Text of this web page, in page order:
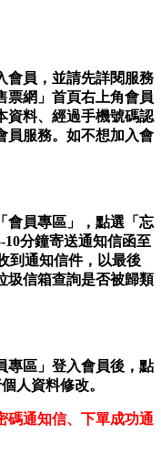
會員，並請先詳閱服務
票網」首頁右上角會員
資料、經過手機號碼認
員服務。如不想加入會
會員專區」，點選「忘
分鐘寄送通知信函至
到通知信件，以最後
圾信箱查詢是否被歸類
專區」登入會員後，點
人資料修改。
碼通知信、下單成功通